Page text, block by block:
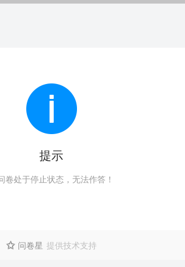
提示
卷处于停止状态，无法作答！
 问卷星 提供技术支持